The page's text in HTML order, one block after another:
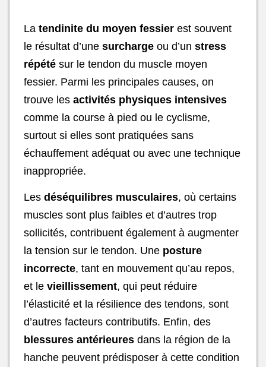
La tendinite du moyen fessier est souvent
le résultat d’une surcharge ou d’un stress
répété sur le tendon du muscle moyen
fessier. Parmi les principales causes, on
trouve les activités physiques intensives
comme la course à pied ou le cyclisme,
surtout si elles sont pratiquées sans
échauffement adéquat ou avec une technique
inappropriée.
Les déséquilibres musculaires, où certains
muscles sont plus faibles et d’autres trop
sollicités, contribuent également à augmenter
la tension sur le tendon. Une posture
incorrecte, tant en mouvement qu’au repos,
et le vieillissement, qui peut réduire
l’élasticité et la résilience des tendons, sont
d’autres facteurs contributifs. Enfin, des
blessures antérieures dans la région de la
hanche peuvent prédisposer à cette condition